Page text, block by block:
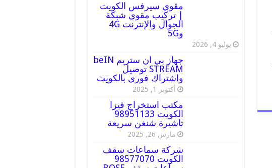
مقوي سيرفس الكويت
| تركيب مقوي شبكة
الجوال والإنترنت 4G
و5G
يوليو 4, 2026
جهاز بي ان ستريم beIN
STREAM توصيل
واشتراك فوري بالكويت
أكتوبر 1, 2025
مكتب استخراج فيزا
الكويت 98951133
تاشيرة شنغن سريعة
مارس 26, 2025
شركة سماعات سقف
الكويت 98577070